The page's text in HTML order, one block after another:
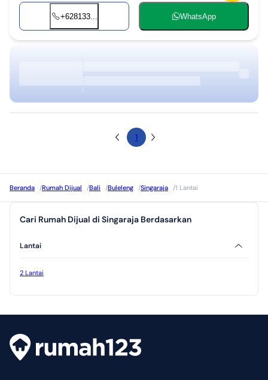
+628133... WhatsApp
1
Beranda /Rumah Dijual /Bali /Buleleng /Singaraja /1 Lantai
Cari Rumah Dijual di Singaraja Berdasarkan
Lantai
2 Lantai